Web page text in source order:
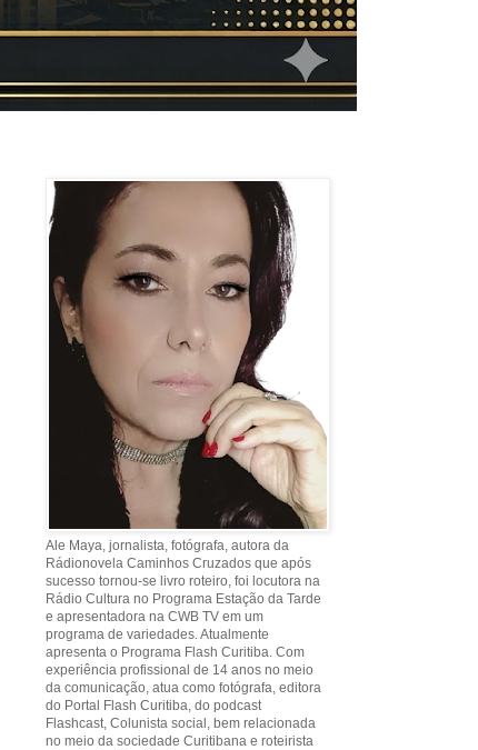
Ale Maya, jornalista, fotógrafa, autora da
Rádionovela Caminhos Cruzados que após
sucesso tornou-se livro roteiro, foi locutora na
Rádio Cultura no Programa Estação da Tarde
e apresentadora na CWB TV em um
programa de variedades. Atualmente
apresenta o Programa Flash Curitiba. Com
experiência profissional de 14 anos no meio
da comunicação, atua como fotógrafa, editora
do Portal Flash Curitiba, do podcast
Flashcast, Colunista social, bem relacionada
no meio da sociedade Curitibana e roteirista